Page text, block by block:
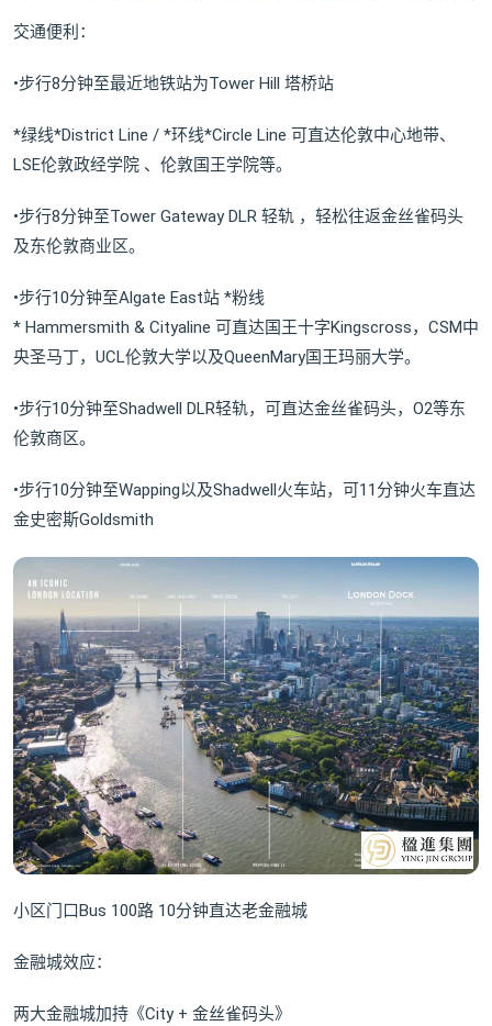
交通便利：
•步行8分钟至最近地铁站为Tower Hill 塔桥站
*绿线*District Line / *环线*Circle Line 可直达伦敦中心地带、
LSE伦敦政经学院 、伦敦国王学院等。
•步行8分钟至Tower Gateway DLR 轻轨 ，轻松往返金丝雀码头
及东伦敦商业区。
•步行10分钟至Algate East站 *粉线
* Hammersmith & Cityaline 可直达国王十字Kingscross，CSM中
央圣马丁，UCL伦敦大学以及QueenMary国王玛丽大学。
•步行10分钟至Shadwell DLR轻轨，可直达金丝雀码头，O2等东
伦敦商区。
•步行10分钟至Wapping以及Shadwell火车站，可11分钟火车直达
金史密斯Goldsmith
小区门口Bus 100路 10分钟直达老金融城
金融城效应：
两大金融城加持《City + 金丝雀码头》